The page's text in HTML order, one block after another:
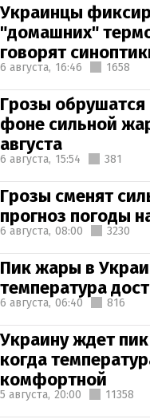
Украинцы
"домашних"
говорят
6 августа, 16:46 1658
Грозы обрушатся
фоне сильной
августа
6 августа, 15:54 381
Грозы сменят
прогноз погоды
6 августа, 08:00 3230
Пик жары в
температура
6 августа, 06:40 816
Украину ждет
когда
комфортной
5 августа, 20:00 11358